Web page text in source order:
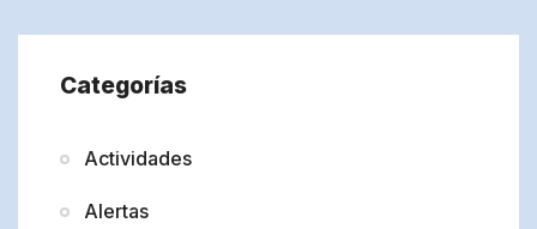
Categorías
Actividades
Alertas